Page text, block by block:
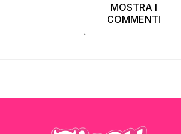
MOSTRA I
COMMENTI